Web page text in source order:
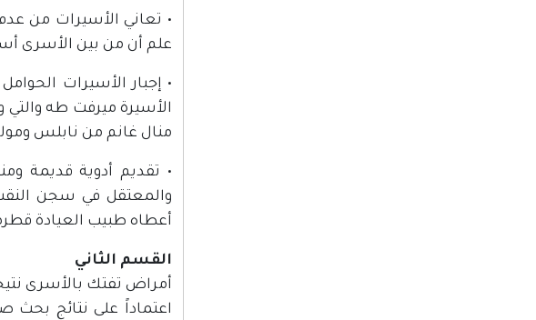
• تعاني الأسيرات من
علم أن من بين الأسرى
• إجبار الأسيرات
الأسيرة ميرفت طه
منال غانم من نابلس
والمعتقل في سجن
أعطاه طبيب العيادة قطرة
القسم الثاني
أمراض تفتك بالأسرى
اعتماداً على نتائج